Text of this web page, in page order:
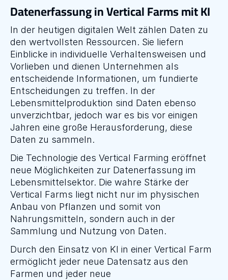
Datenerfassung in Vertical Farms mit KI
In der heutigen digitalen Welt zählen Daten zu
den wertvollsten Ressourcen. Sie liefern
Einblicke in individuelle Verhaltensweisen und
Vorlieben und dienen Unternehmen als
entscheidende Informationen, um fundierte
Entscheidungen zu treffen. In der
Lebensmittelproduktion sind Daten ebenso
unverzichtbar, jedoch war es bis vor einigen
Jahren eine große Herausforderung, diese
Daten zu sammeln.
Die Technologie des Vertical Farming eröffnet
neue Möglichkeiten zur Datenerfassung im
Lebensmittelsektor. Die wahre Stärke der
Vertical Farms liegt nicht nur im physischen
Anbau von Pflanzen und somit von
Nahrungsmitteln, sondern auch in der
Sammlung und Nutzung von Daten.
Durch den Einsatz von KI in einer Vertical Farm
ermöglicht jeder neue Datensatz aus den
Farmen und jeder neue